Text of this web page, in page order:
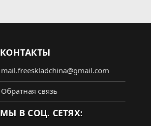
КОНТАКТЫ
mail.freeskladchina@gmail.com
Обратная связь
МЫ В СОЦ. СЕТЯХ: